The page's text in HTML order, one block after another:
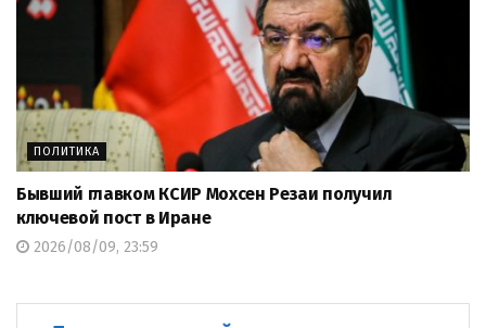
ПОЛИТИКА
Бывший главком КСИР Мохсен Резаи получил
ключевой пост в Иране
2026/08/09, 23:59